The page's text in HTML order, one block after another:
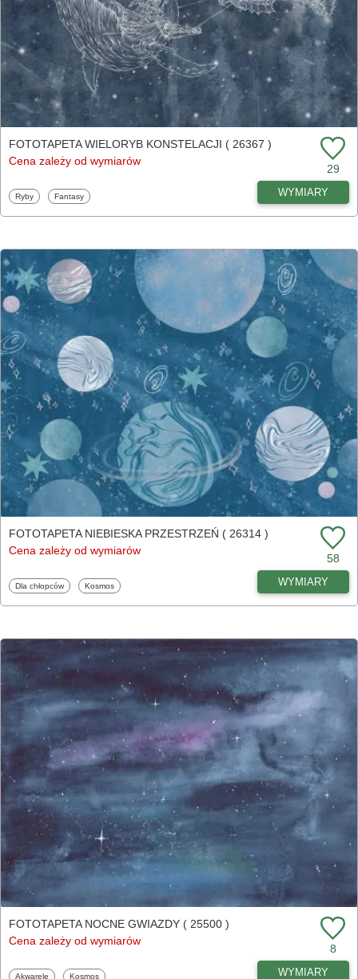
FOTOTAPETA WIELORYB KONSTELACJI ( 26367 )
Cena zależy od wymiarów
29
Fototapety
Ryby Fototapety
Fantasy WYMIARY
FOTOTAPETA NIEBIESKA PRZESTRZEŃ ( 26314 )
Cena zależy od wymiarów
58
Fototapety
Dla chłopców Fototapety
Kosmos WYMIARY
FOTOTAPETA NOCNE GWIAZDY ( 25500 )
Cena zależy od wymiarów
8
Fototapety
Akwarele Fototapety
Kosmos WYMIARY